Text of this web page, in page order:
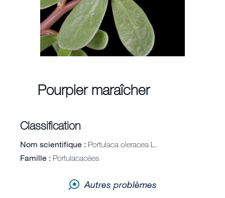
Contact
Plan du site
Trouver un distributeur
Smart Weeding System
Pourpier maraîcher
Classification
Nom scientifique Portulaca oleracea L.
Famille Portulacacées
Autres problèmes